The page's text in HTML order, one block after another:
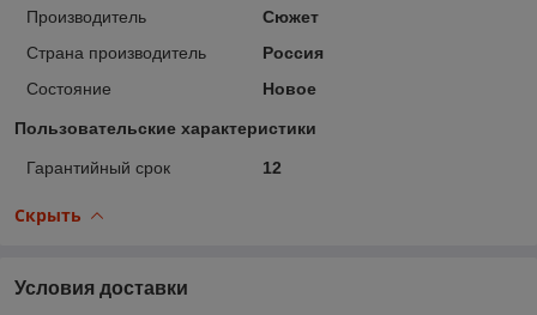
Производитель
Сюжет
Страна производитель
Россия
Состояние
Новое
Пользовательские характеристики
Гарантийный срок 12
Скрыть
Условия доставки